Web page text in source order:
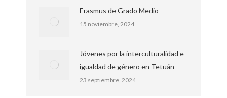
Erasmus de Grado Medio
15 noviembre, 2024
Jóvenes por la interculturalidad e
igualdad de género en Tetuán
23 septiembre, 2024